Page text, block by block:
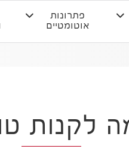
פתרונות
אוטומטיים
לקנות